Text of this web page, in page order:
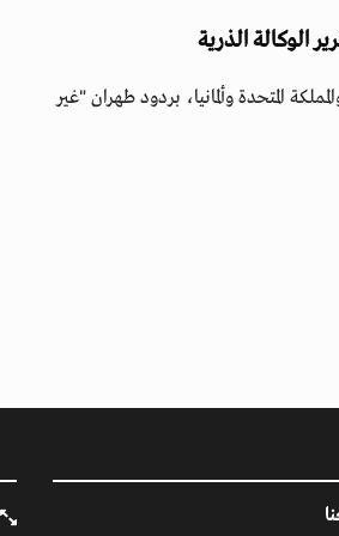
الوكالة الذرية
المتحدة وألمانيا، بردود طهران "غير